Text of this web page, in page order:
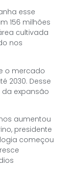
esse
156 milhões
cultivada
nos
o mercado
2030. Desse
da expansão
aumentou
presidente
começou